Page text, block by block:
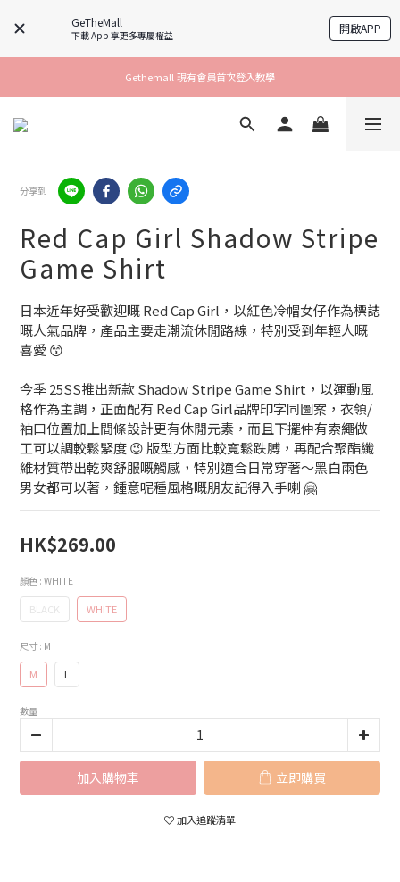
GeTheMall
下載 App 享更多專屬權益 開啟APP
Gethemall 現有會員首次登入教學
分享到
Red Cap Girl Shadow Stripe
Game Shirt
日本近年好受歡迎嘅 Red Cap Girl，以紅色冷帽女仔作為標誌
嘅人氣品牌，產品主要走潮流休閒路線，特別受到年輕人嘅
喜愛 😙
今季 25SS推出新款 Shadow Stripe Game Shirt，以運動風
格作為主調，正面配有 Red Cap Girl品牌印字同圖案，衣領/
袖口位置加上間條設計更有休閒元素，而且下擺仲有索繩做
工可以調較鬆緊度 😉 版型方面比較寬鬆跌膊，再配合聚酯纖
維材質帶出乾爽舒服嘅觸感，特別適合日常穿著～黑白兩色
男女都可以著，鍾意呢種風格嘅朋友記得入手喇 🤗
HK$269.00
顏色 : WHITE
BLACK WHITE
尺寸 : M
M L
數量
加入購物車 立即購買
加入追蹤清單